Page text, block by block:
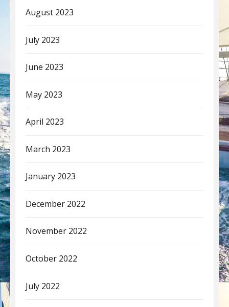
August 2023
July 2023
June 2023
May 2023
April 2023
March 2023
January 2023
December 2022
November 2022
October 2022
July 2022